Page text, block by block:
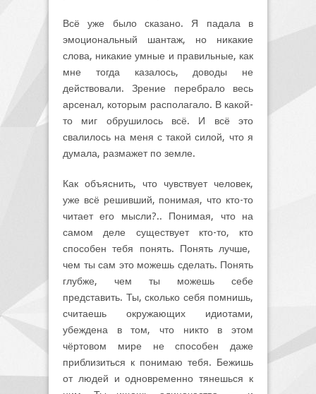
Всё уже было сказано. Я падала в
эмоциональный шантаж, но никакие
слова, никакие умные и правильные, как
мне тогда казалось, доводы не
действовали. Зрение перебрало весь
арсенал, которым располагало. В какой-
то миг обрушилось всё. И всё это
свалилось на меня с такой силой, что я
думала, размажет по земле.
Как объяснить, что чувствует человек,
уже всё решивший, понимая, что кто-то
читает его мысли?.. Понимая, что на
самом деле существует кто-то, кто
способен тебя понять. Понять лучше,
чем ты сам это можешь сделать. Понять
глубже, чем ты можешь себе
представить. Ты, сколько себя помнишь,
считаешь окружающих идиотами,
убеждена в том, что никто в этом
чёртовом мире не способен даже
приблизиться к понимаю тебя. Бежишь
от людей и одновременно тянешься к